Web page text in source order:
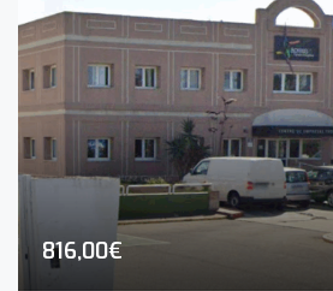
816,00€